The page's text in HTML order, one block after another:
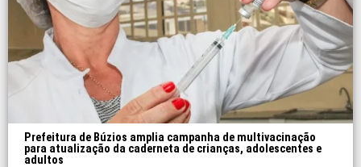
Prefeitura de Búzios amplia campanha de multivacinação
para atualização da caderneta de crianças, adolescentes e
adultos